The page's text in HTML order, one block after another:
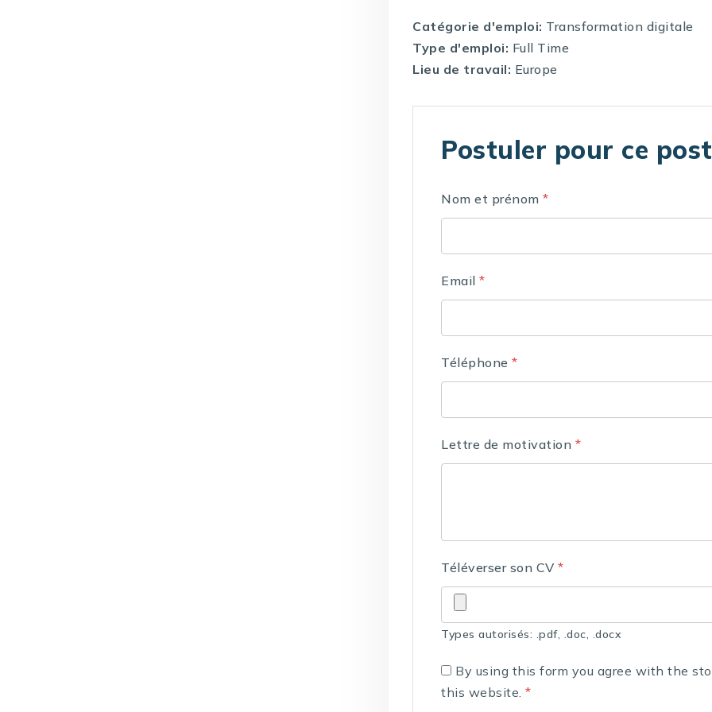
Catégorie d'emploi: Transformation digitale
Type d'emploi: Full Time
Lieu de travail: Europe
Postuler pour ce
Nom et prénom*
Email*
Téléphone*
Lettre de motivation *
Téléverser son CV*
Types autorisés: .pdf, .doc, .docx
By using this form you agree with the
this website.*